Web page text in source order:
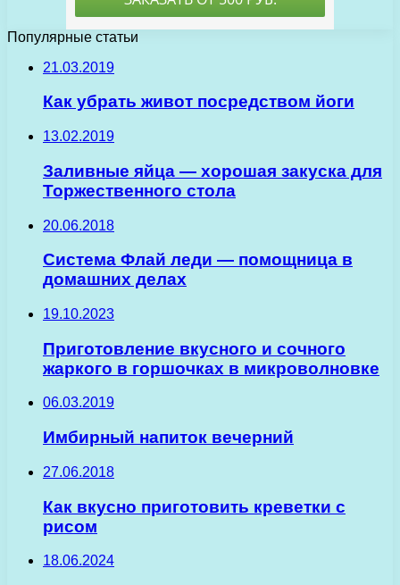
Популярные статьи
21.03.2019
Как убрать живот посредством йоги
13.02.2019
Заливные яйца — хорошая закуска для
Торжественного стола
20.06.2018
Система Флай леди — помощница в
домашних делах
19.10.2023
Приготовление вкусного и сочного
жаркого в горшочках в микроволновке
06.03.2019
Имбирный напиток вечерний
27.06.2018
Как вкусно приготовить креветки с
рисом
18.06.2024